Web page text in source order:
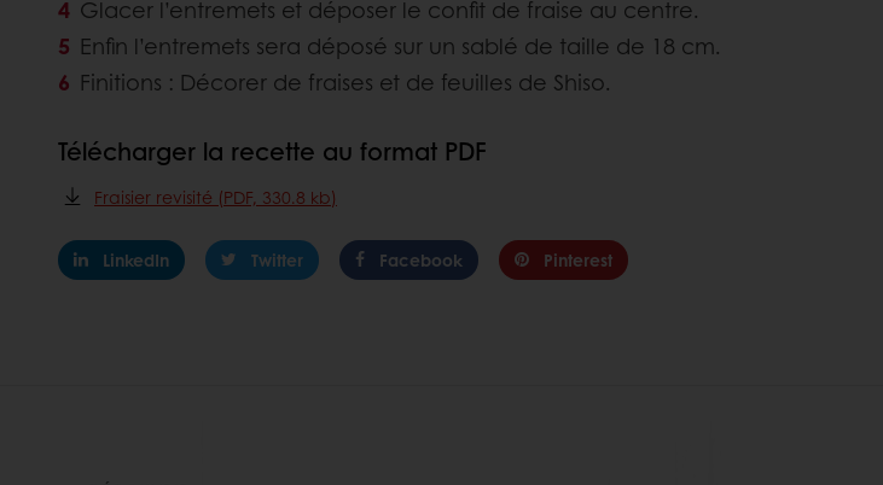
Glacer l’entremets et déposer le confit de fraise au centre.
Enfin l’entremets sera déposé sur un sablé de taille de 18 cm.
Finitions : Décorer de fraises et de feuilles de Shiso.
Télécharger la recette au format PDF
Fraisier revisité (PDF, 330.8 kb)
LinkedIn Twitter Facebook Pinterest